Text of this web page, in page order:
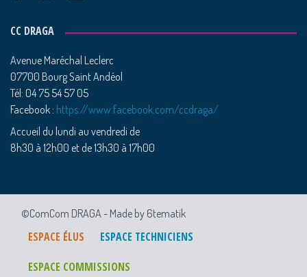
CC DRAGA
Avenue Maréchal Leclerc
07700 Bourg Saint Andéol
Tél: 04 75 54 57 05
Facebook : https://www.facebook.com/ccdraga/
Accueil du lundi au vendredi de
8h30 à 12h00 et de 13h30 à 17h00
©ComCom DRAGA - Made by 6tematik
ESPACE ÉLUS
ESPACE TECHNICIENS
ESPACE COMMISSIONS